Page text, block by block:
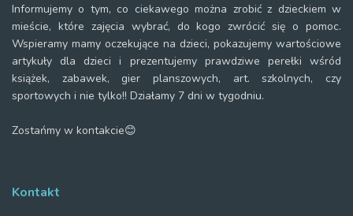
Informujemy o tym, co ciekawego można zrobić z dzieckiem w
mieście, które zajęcia wybrać, do kogo zwrócić się o pomoc.
Wspieramy mamy oczekujące na dzieci, pokazujemy wartościowe
artykuły dla dzieci i prezentujemy prawdziwe perełki wśród
książek, zabawek, gier planszowych, art. szkolnych, czy
sportowych i nie tylko!! Działamy 7 dni w tygodniu.
Zostańmy w kontakcie😊
Kontakt